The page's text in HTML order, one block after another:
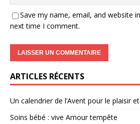
Save my name, email, and website
next time I comment.
ARTICLES RÉCENTS
Un calendrier de l’Avent pour le plaisir
Soins bébé : vive Amour tempête